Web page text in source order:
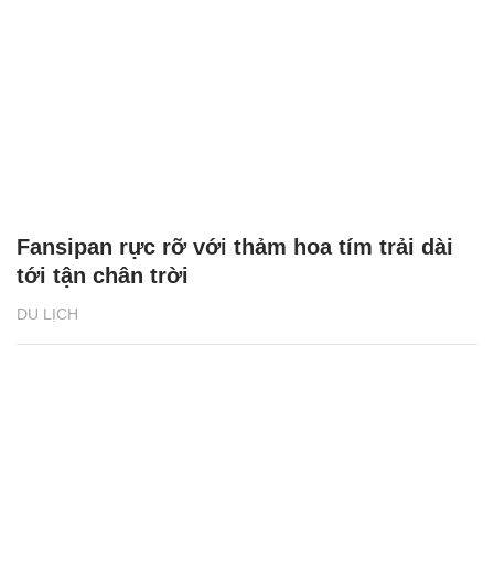
DU LỊCH
Fansipan rực rỡ với thảm hoa tím trải dài
tới tận chân trời